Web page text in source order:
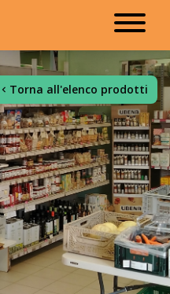
Torna all'elenco prodotti